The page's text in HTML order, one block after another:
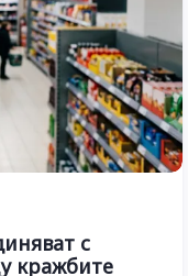
с
кражбите